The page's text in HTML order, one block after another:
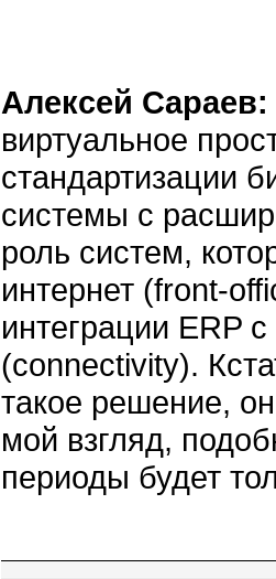
Алексей Сараев:
виртуальное
стандартизации
системы с
роль систем,
интернет (front-
интеграции ERP
(connectivity).
такое решение,
мой взгляд,
периоды будет